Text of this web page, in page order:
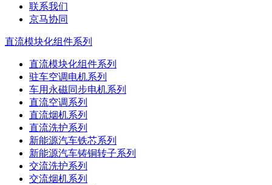
联系我们
京马协同
直流模块化组件系列
直流模块化组件系列
驻车空调电机系列
车用永磁同步电机系列
直流空调系列
直流烟机系列
直流洗护系列
新能源汽车铁芯系列
新能源汽车铸铜转子系列
交流洗护系列
交流烟机系列